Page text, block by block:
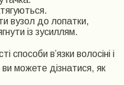
вузол до лопатки,
із зусиллям.
способи в’язки волосіні і
можете дізнатися, як